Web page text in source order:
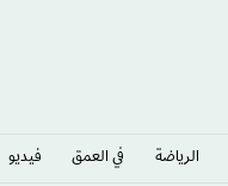
الرياضة في العمق فيديو